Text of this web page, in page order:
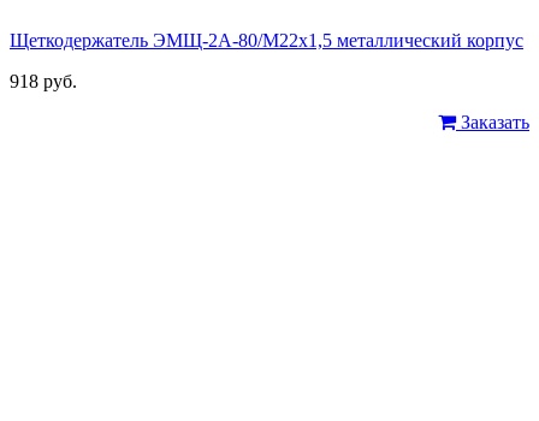
Щеткодержатель ЭМЩ-2А-80/М22х1,5 металлический корпус
918 руб.
Заказать